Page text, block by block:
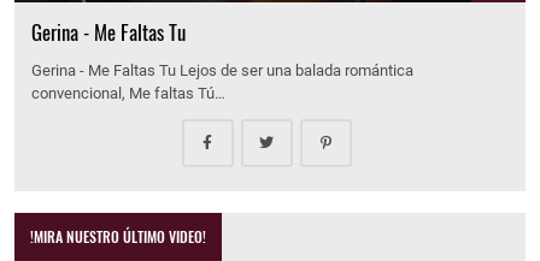
Gerina - Me Faltas Tu
Gerina - Me Faltas Tu Lejos de ser una balada romántica
convencional, Me faltas Tú…
!MIRA NUESTRO ÚLTIMO VIDEO!